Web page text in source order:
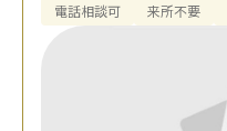
電話相談可 来所不要